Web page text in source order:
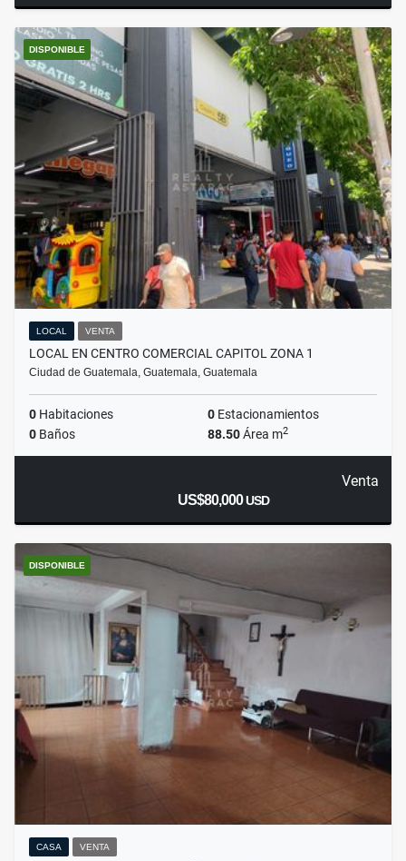
DISPONIBLE
LOCAL VENTA
LOCAL EN CENTRO COMERCIAL CAPITOL ZONA 1
Ciudad de Guatemala, Guatemala, Guatemala
0 Habitaciones 0 Estacionamientos
0 Baños 88.50Área m2
Venta
US$80,000USD
DISPONIBLE
CASA VENTA